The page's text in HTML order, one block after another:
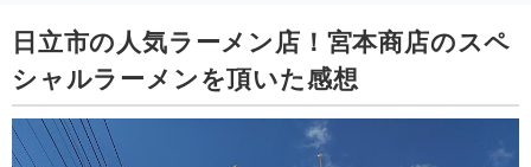
日立市の人気ラーメン店！宮本商店のスペ
シャルラーメンを頂いた感想